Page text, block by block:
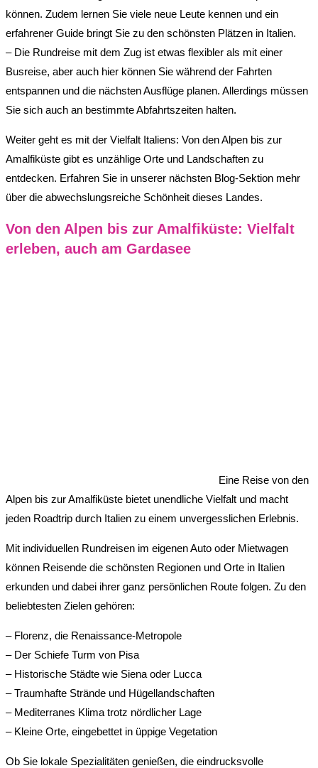
können. Zudem lernen Sie viele neue Leute kennen und ein
erfahrener Guide bringt Sie zu den schönsten Plätzen in Italien.
– Die Rundreise mit dem Zug ist etwas flexibler als mit einer
Busreise, aber auch hier können Sie während der Fahrten
entspannen und die nächsten Ausflüge planen. Allerdings müssen
Sie sich auch an bestimmte Abfahrtszeiten halten.
Weiter geht es mit der Vielfalt Italiens: Von den Alpen bis zur
Amalfiküste gibt es unzählige Orte und Landschaften zu
entdecken. Erfahren Sie in unserer nächsten Blog-Sektion mehr
über die abwechslungsreiche Schönheit dieses Landes.
Von den Alpen bis zur Amalfiküste: Vielfalt
erleben, auch am Gardasee
Eine Reise von den
Alpen bis zur Amalfiküste bietet unendliche Vielfalt und macht
jeden Roadtrip durch Italien zu einem unvergesslichen Erlebnis.
Mit individuellen Rundreisen im eigenen Auto oder Mietwagen
können Reisende die schönsten Regionen und Orte in Italien
erkunden und dabei ihrer ganz persönlichen Route folgen. Zu den
beliebtesten Zielen gehören:
– Florenz, die Renaissance-Metropole
– Der Schiefe Turm von Pisa
– Historische Städte wie Siena oder Lucca
– Traumhafte Strände und Hügellandschaften
– Mediterranes Klima trotz nördlicher Lage
– Kleine Orte, eingebettet in üppige Vegetation
Ob Sie lokale Spezialitäten genießen, die eindrucksvolle